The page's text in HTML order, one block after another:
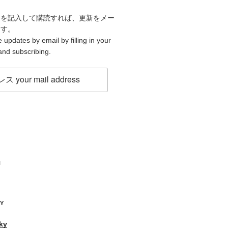
記入して購読すれば、更新をメー
。
updates by email by filling in your
subscribing.